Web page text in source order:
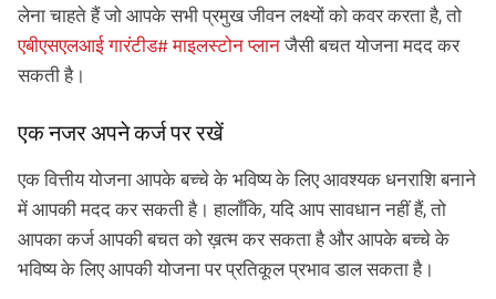
लेना चाहते हैं जो आपके सभी प्रमुख जीवन लक्ष्यों को कवर करता है, तो
एबीएसएलआई गारंटीड# माइलस्टोन प्लानजैसी बचत योजना मदद कर
सकती है।
एक नजर अपने कर्ज पर रखें
एक वित्तीय योजना आपके बच्चे के भविष्य के लिए आवश्यक धनराशि बनाने
में आपकी मदद कर सकती है। हालाँकि, यदि आप सावधान नहीं हैं, तो
आपका कर्ज आपकी बचत को ख़त्म कर सकता है और आपके बच्चे के
भविष्य के लिए आपकी योजना पर प्रतिकूल प्रभाव डाल सकता है।